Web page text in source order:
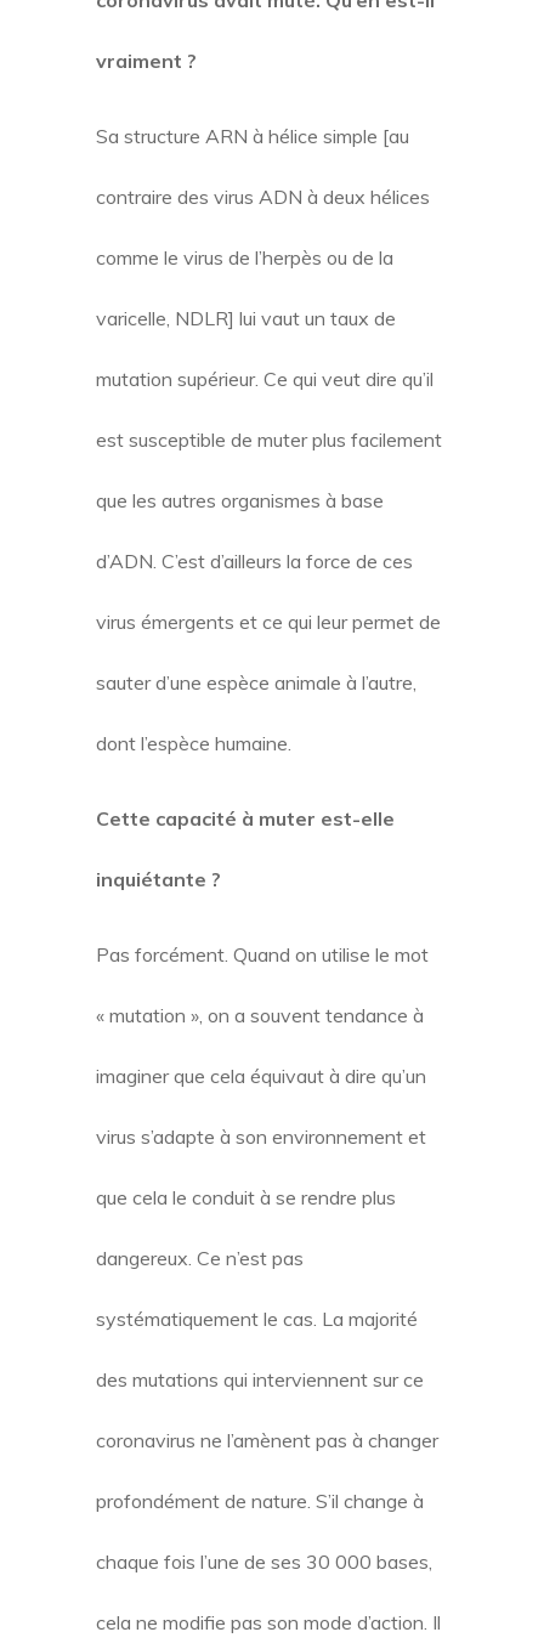
vraiment ?
Sa structure ARN à hélice simple [au
contraire des virus ADN à deux hélices
comme le virus de l’herpès ou de la
varicelle, NDLR] lui vaut un taux de
mutation supérieur. Ce qui veut dire qu’il
est susceptible de muter plus facilement
que les autres organismes à base
d’ADN. C’est d’ailleurs la force de ces
virus émergents et ce qui leur permet de
sauter d’une espèce animale à l’autre,
dont l’espèce humaine.
Cette capacité à muter est-elle
inquiétante ?
Pas forcément. Quand on utilise le mot
« mutation », on a souvent tendance à
imaginer que cela équivaut à dire qu’un
virus s’adapte à son environnement et
que cela le conduit à se rendre plus
dangereux. Ce n’est pas
systématiquement le cas. La majorité
des mutations qui interviennent sur ce
coronavirus ne l’amènent pas à changer
profondément de nature. S’il change à
chaque fois l’une de ses 30 000 bases,
cela ne modifie pas son mode d’action. Il